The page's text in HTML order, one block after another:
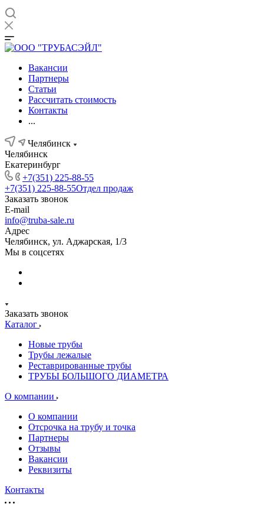
Вакансии
Партнеры
Статьи
Рассчитать стоимость
Контакты
...
Челябинск
Челябинск
Екатеринбург
+7(351) 225-88-55
+7(351) 225-88-55Отдел продаж
Заказать звонок
E-mail
info@truba-sale.ru
Адрес
Челябинск, ул. Аджарская, 1/3
Мы в соцсетях
Заказать звонок
Каталог
Новые трубы
Трубы лежалые
Реставрированные трубы
ТРУБЫ БОЛЬШОГО ДИАМЕТРА
О компании
О компании
Отсрочка на трубу и точка
Партнеры
Отзывы
Вакансии
Реквизиты
Контакты